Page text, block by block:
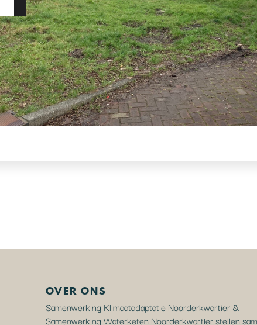
OVER ONS
Samenwerking Klimaatadaptatie Noorderkwartier &
Samenwerking Waterketen Noorderkwartier stellen